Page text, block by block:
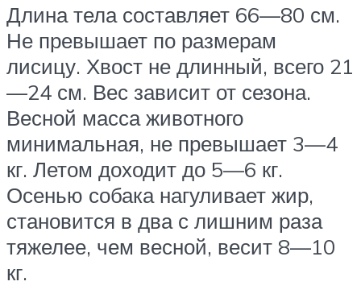
Длина тела составляет 66—80 см.
Не превышает по размерам
лисицу. Хвост не длинный, всего 21
—24 см. Вес зависит от сезона.
Весной масса животного
минимальная, не превышает 3—4
кг. Летом доходит до 5—6 кг.
Осенью собака нагуливает жир,
становится в два с лишним раза
тяжелее, чем весной, весит 8—10
кг.